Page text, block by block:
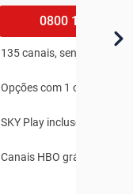
0800 100 1002
135 canais, sendo 25 em
Opções com 1 ou 2
SKY Play incluso
Canais HBO grátis no 1º